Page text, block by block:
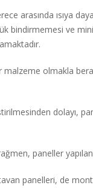
arasında ısıya
bindirmemesi ve
malzeme olmakla
dolayı,
paneller
panelleri, de